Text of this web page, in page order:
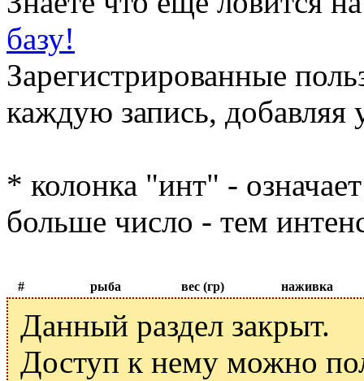
базу!
Зарегистрированные
каждую запись, добавляя
* колонка "инт" -
больше число - тем
# рыба вес (гр) наживка
Данный раздел закрыт.
Доступ к нему можно